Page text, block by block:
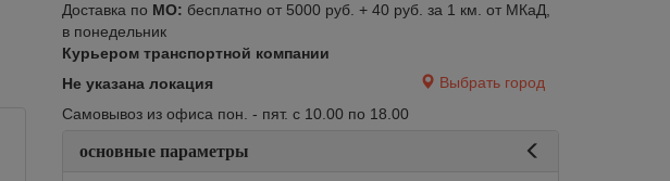
Нет в наличии
Доставка по МО: бесплатно от 5000 руб. + 40 руб. за 1 км. от МКаД,
в понедельник
Курьером транспортной компании
Не указана локация
Выбрать город
Самовывоз из офиса пон. - пят. с 10.00 по 18.00
основные параметры